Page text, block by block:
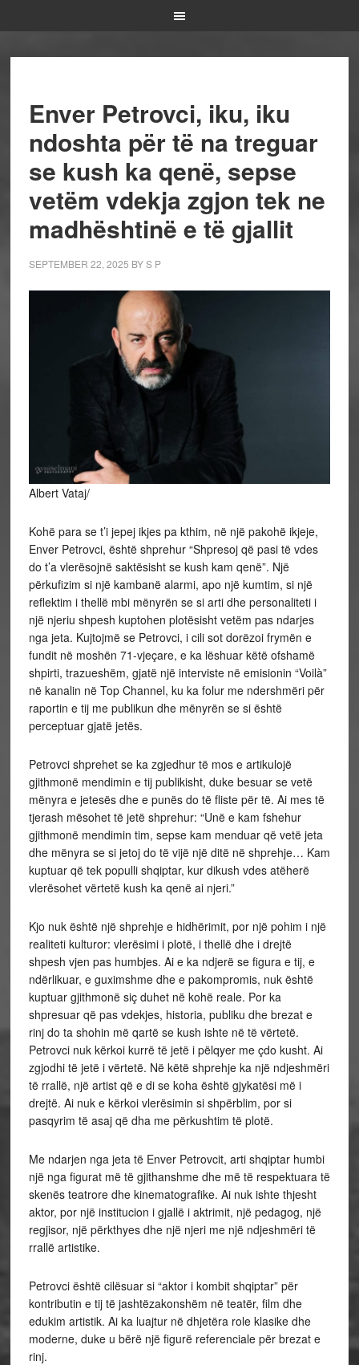
Enver Petrovci, iku, iku
ndoshta për të na treguar
se kush ka qenë, sepse
vetëm vdekja zgjon tek ne
madhështinë e të gjallit
SEPTEMBER 22, 2025 BYS P
Albert Vataj/
Kohë para se t’i jepej ikjes pa kthim, në një pakohë ikjeje,
Enver Petrovci, është shprehur “Shpresoj që pasi të vdes
do t’a vlerësojnë saktësisht se kush kam qenë”. Një
përkufizim si një kambanë alarmi, apo një kumtim, si një
reflektim i thellë mbi mënyrën se si arti dhe personaliteti i
një njeriu shpesh kuptohen plotësisht vetëm pas ndarjes
nga jeta. Kujtojmë se Petrovci, i cili sot dorëzoi frymën e
fundit në moshën 71-vjeçare, e ka lëshuar këtë ofshamë
shpirti, trazueshëm, gjatë një interviste në emisionin “Voilà”
në kanalin në Top Channel, ku ka folur me ndershmëri për
raportin e tij me publikun dhe mënyrën se si është
perceptuar gjatë jetës.
Petrovci shprehet se ka zgjedhur të mos e artikulojë
gjithmonë mendimin e tij publikisht, duke besuar se vetë
mënyra e jetesës dhe e punës do të fliste për të. Ai mes të
tjerash mësohet të jetë shprehur: “Unë e kam fshehur
gjithmonë mendimin tim, sepse kam menduar që vetë jeta
dhe mënyra se si jetoj do të vijë një ditë në shprehje… Kam
kuptuar që tek populli shqiptar, kur dikush vdes atëherë
vlerësohet vërtetë kush ka qenë ai njeri.”
Kjo nuk është një shprehje e hidhërimit, por një pohim i një
realiteti kulturor: vlerësimi i plotë, i thellë dhe i drejtë
shpesh vjen pas humbjes. Ai e ka ndjerë se figura e tij, e
ndërlikuar, e guximshme dhe e pakompromis, nuk është
kuptuar gjithmonë siç duhet në kohë reale. Por ka
shpresuar që pas vdekjes, historia, publiku dhe brezat e
rinj do ta shohin më qartë se kush ishte në të vërtetë.
Petrovci nuk kërkoi kurrë të jetë i pëlqyer me çdo kusht. Ai
zgjodhi të jetë i vërtetë. Në këtë shprehje ka një ndjeshmëri
të rrallë, një artist që e di se koha është gjykatësi më i
drejtë. Ai nuk e kërkoi vlerësimin si shpërblim, por si
pasqyrim të asaj që dha me përkushtim të plotë.
Me ndarjen nga jeta të Enver Petrovcit, arti shqiptar humbi
një nga figurat më të gjithanshme dhe më të respektuara të
skenës teatrore dhe kinematografike. Ai nuk ishte thjesht
aktor, por një institucion i gjallë i aktrimit, një pedagog, një
regjisor, një përkthyes dhe një njeri me një ndjeshmëri të
rrallë artistike.
Petrovci është cilësuar si “aktor i kombit shqiptar” për
kontributin e tij të jashtëzakonshëm në teatër, film dhe
edukim artistik. Ai ka luajtur në dhjetëra role klasike dhe
moderne, duke u bërë një figurë referenciale për brezat e
rinj.